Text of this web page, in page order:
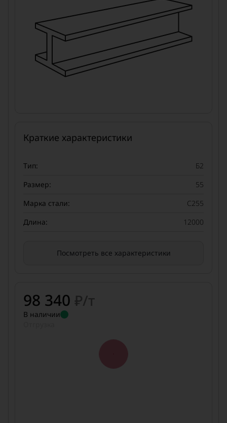
Краткие характеристики
Тип:
Б2
Размер:
55
Марка стали:
С255
Длина:
12000
Посмотреть все характеристики
98 340 ₽/т
В наличии